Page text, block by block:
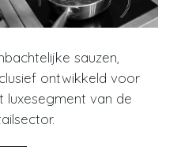
sauzen,
ontwikkeld voor
luxesegment van de